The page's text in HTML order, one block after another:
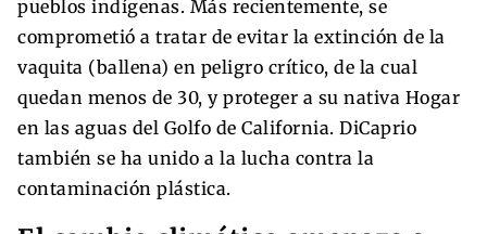
pueblos indígenas. Más recientemente, se
comprometió a tratar de evitar la extinción de la
vaquita (ballena) en peligro crítico, de la cual
quedan menos de 30, y proteger a su nativa Hogar
en las aguas del Golfo de California. DiCaprio
también se ha unido a la lucha contra la
contaminación plástica.